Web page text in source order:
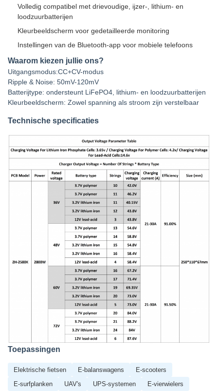
Volledig compatibel met drievoudige, ijzer-, lithium- en
loodzuurbatterijen
Kleurbeeldscherm voor gedetailleerde monitoring
Instellingen van de Bluetooth-app voor mobiele telefoons
Waarom kiezen jullie ons?
Uitgangsmodus:CC+CV-modus
Ripple & Noise: 50mV-120mV
Batterijtype: ondersteunt LiFePO4, lithium- en loodzuurbatterijen
Kleurbeeldscherm: Zowel spanning als stroom zijn verstelbaar
Technische specificaties
Toepassingen
Elektrische fietsen E-balanswagens
E-scooters
E-surfplanken
UAV's UPS-systemen
E-vierwielers